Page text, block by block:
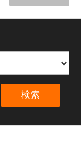
検索